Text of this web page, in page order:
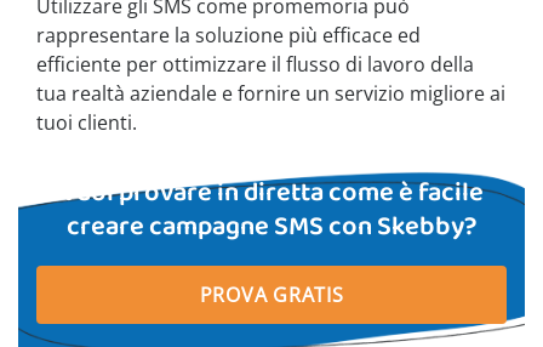
Utilizzare gli SMS come promemoria può
rappresentare la soluzione più efficace ed
efficiente per ottimizzare il flusso di lavoro della
tua realtà aziendale e fornire un servizio migliore ai
tuoi clienti.
Vuoi provare in diretta come è facile
creare campagne SMS con Skebby?
PROVA GRATIS